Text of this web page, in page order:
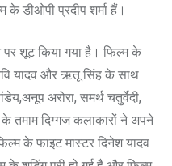
के डीओपी प्रदीप शर्मा हैं।
शूट किया गया है। फिल्म के
यादव और ऋतू सिंह के साथ
अरोरा, समर्थ चतुर्वेदी,
तमाम दिग्गज कलाकारों ने अपने
के फाइट मास्टर दिनेश यादव